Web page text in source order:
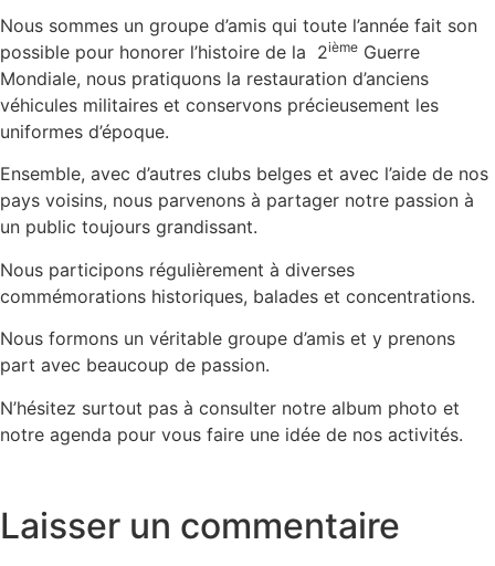
Nous sommes un groupe d’amis qui toute l’année fait son
possible pour honorer l’histoire de la 2ième Guerre
Mondiale, nous pratiquons la restauration d’anciens
véhicules militaires et conservons précieusement les
uniformes d’époque.
Ensemble, avec d’autres clubs belges et avec l’aide de nos
pays voisins, nous parvenons à partager notre passion à
un public toujours grandissant.
Nous participons régulièrement à diverses
commémorations historiques, balades et concentrations.
Nous formons un véritable groupe d’amis et y prenons
part avec beaucoup de passion.
N’hésitez surtout pas à consulter notre album photo et
notre agenda pour vous faire une idée de nos activités.
Laisser un commentaire